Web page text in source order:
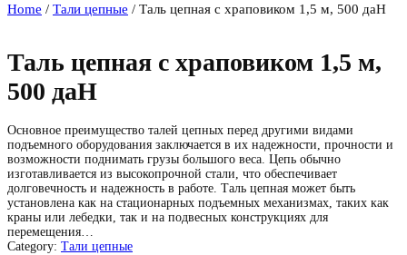
Home / Тали цепные / Таль цепная с храповиком 1,5 м, 500 даН
Таль цепная с храповиком 1,5 м,
500 даН
Основное преимущество талей цепных перед другими видами
подъемного оборудования заключается в их надежности, прочности и
возможности поднимать грузы большого веса. Цепь обычно
изготавливается из высокопрочной стали, что обеспечивает
долговечность и надежность в работе. Таль цепная может быть
установлена как на стационарных подъемных механизмах, таких как
краны или лебедки, так и на подвесных конструкциях для
перемещения…
Category: Тали цепные